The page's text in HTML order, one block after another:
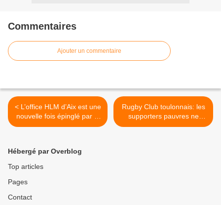
Commentaires
Ajouter un commentaire
< L’office HLM d’Aix est une
nouvelle fois épinglé par la
Mission interministérielle
personne n’en parle. Pas
même les élus de
Rugby Club toulonnais: les
supporters pauvres ne
pourront plus s'abonner >
Hébergé par Overblog
Top articles
Pages
Contact